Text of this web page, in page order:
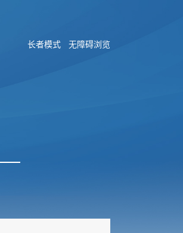
无障碍浏览
长者模式